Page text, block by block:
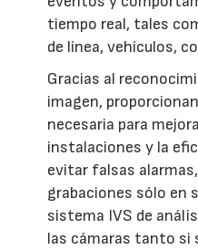
tiempo real, tales
de línea, vehículos,
Gracias al
imagen,
necesaria para
instalaciones y la
evitar falsas
grabaciones sólo en
sistema IVS de
las cámaras tanto si